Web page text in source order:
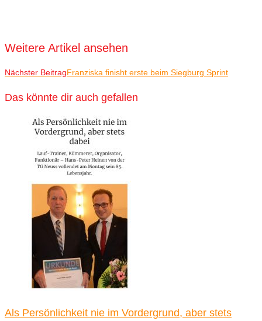
Weitere Artikel ansehen
Nächster BeitragFranziska finisht erste beim Siegburg Sprint
Das könnte dir auch gefallen
Als Persönlichkeit nie im Vordergrund, aber stets